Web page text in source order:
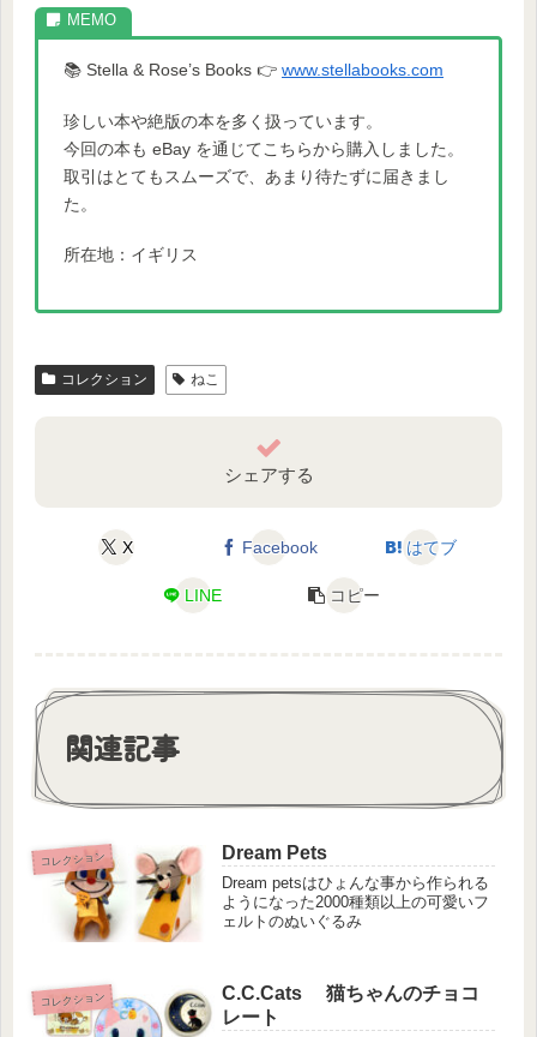
📚 Stella & Rose’s Books 👉 www.stellabooks.com
珍しい本や絶版の本を多く扱っています。
今回の本も eBay を通じてこちらから購入しました。
取引はとてもスムーズで、あまり待たずに届きまし
た。
所在地：イギリス
コレクション ねこ
シェアする
X Facebook はてブ
LINE コピー
関連記事
コレクション Dream Pets
Dream petsはひょんな事から作られる
ようになった2000種類以上の可愛いフ
ェルトのぬいぐるみ
コレクション
C.C.Cats 猫ちゃんのチョコ
レート